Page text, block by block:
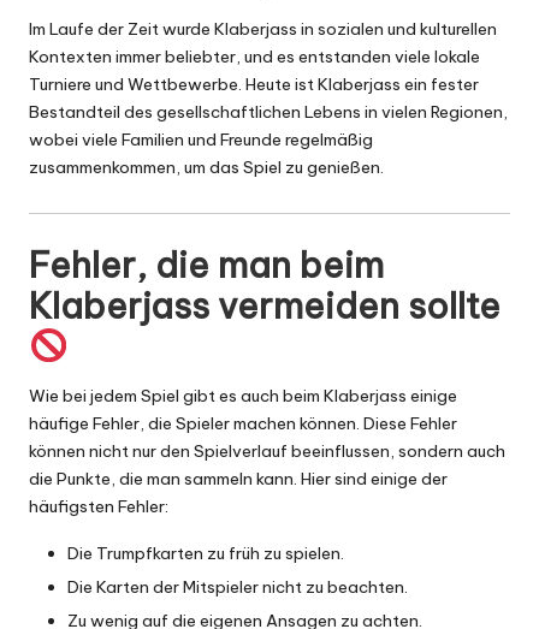
Im Laufe der Zeit wurde Klaberjass in sozialen und kulturellen
Kontexten immer beliebter, und es entstanden viele lokale
Turniere und Wettbewerbe. Heute ist Klaberjass ein fester
Bestandteil des gesellschaftlichen Lebens in vielen Regionen,
wobei viele Familien und Freunde regelmäßig
zusammenkommen, um das Spiel zu genießen.
Fehler, die man beim
Klaberjass vermeiden sollte
Wie bei jedem Spiel gibt es auch beim Klaberjass einige
häufige Fehler, die Spieler machen können. Diese Fehler
können nicht nur den Spielverlauf beeinflussen, sondern auch
die Punkte, die man sammeln kann. Hier sind einige der
häufigsten Fehler:
Die Trumpfkarten zu früh zu spielen.
Die Karten der Mitspieler nicht zu beachten.
Zu wenig auf die eigenen Ansagen zu achten.